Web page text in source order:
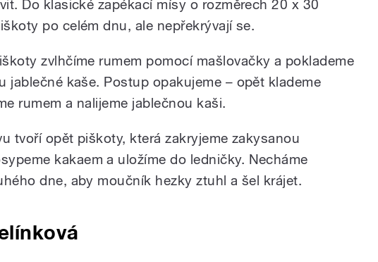
Do klasické zapékací mísy o rozměrech 20 x 30
po celém dnu, ale nepřekrývají se.
zvlhčíme rumem pomocí mašlovačky a poklademe
jablečné kaše. Postup opakujeme – opět klademe
rumem a nalijeme jablečnou kaši.
tvoří opět piškoty, která zakryjeme zakysanou
kakaem a uložíme do ledničky. Necháme
dne, aby moučník hezky ztuhl a šel krájet.